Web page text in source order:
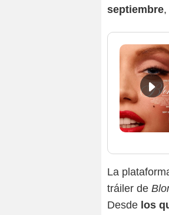
septiembre
La
tráiler de
Desde los